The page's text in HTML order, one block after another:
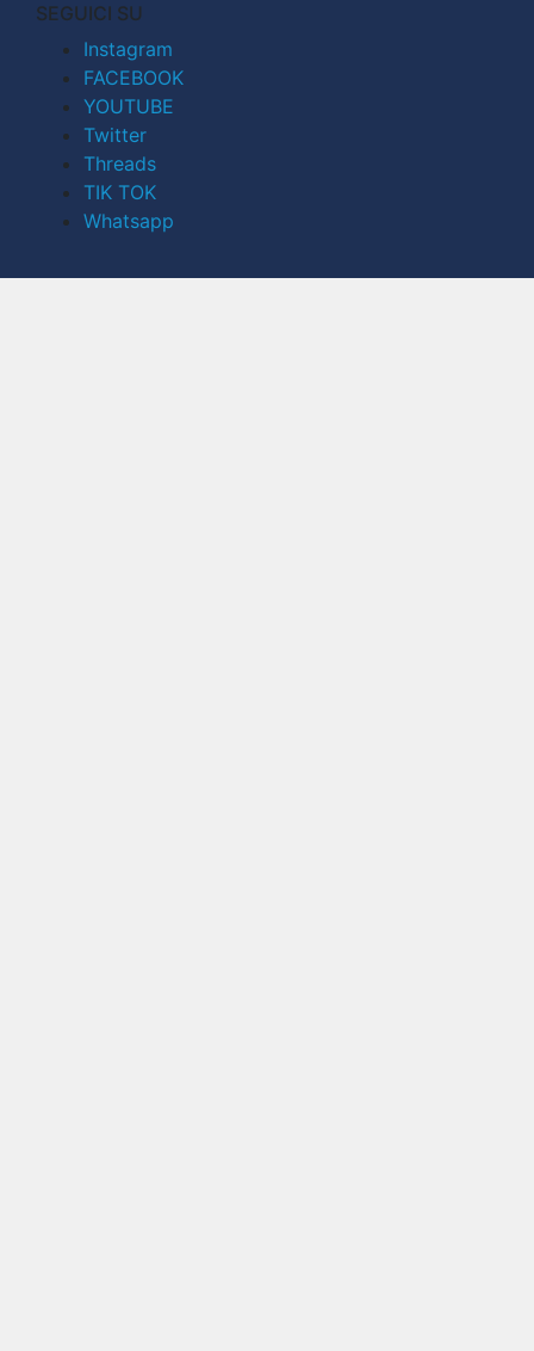
SEGUICI SU
Instagram
FACEBOOK
YOUTUBE
Twitter
Threads
TIK TOK
Whatsapp